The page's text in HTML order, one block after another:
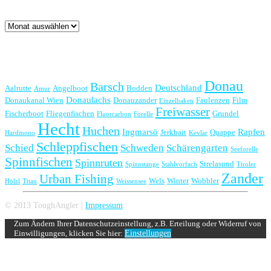
Archiv
Aalrutte Amur Angelboot Barsch Bodden Deutschland Donau
Donaukanal Wien Donaulachs Donauzander Einzelhaken Faulenzen Film
Fischerboot Fliegenfischen Fluorcarbon Forelle Freiwasser Grundel
Hardmono HechtHuchen Ingmarsö Jerkbait Kevlar Quappe Rapfen
Schied Schleppfischen Schweden Schärengarten Seeforelle
Spinnfischen Spinnruten Spinnstange Stahlvorfach Strelasund Tiroler
Hölzl Titan Urban Fishing Weissensee Wels Winter Wobbler Zander
© 2013 ToughAngler | Impressum
Zum Ändern Ihrer Datenschutzeinstellung, z.B. Erteilung oder Widerruf von
Einwilligungen, klicken Sie hier: Einstellungen